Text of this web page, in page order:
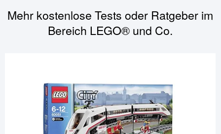
Mehr kostenlose Tests oder Ratgeber im
Bereich LEGO® und Co.